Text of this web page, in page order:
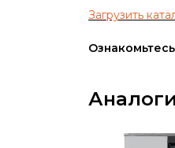
Загрузить